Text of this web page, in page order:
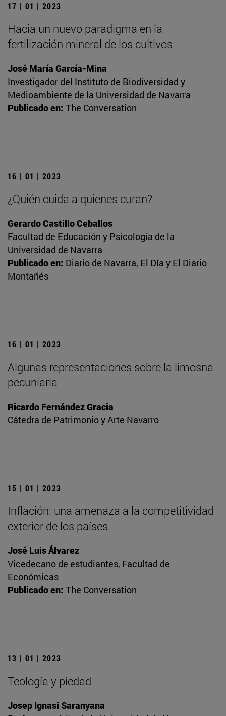
17 | 01 | 2023
Hacia un nuevo paradigma en la
fertilización mineral de los cultivos
José María García-Mina
Investigador del Instituto de Biodiversidad y
Medioambiente de la Universidad de Navarra
Publicado en: The Conversation
16 | 01 | 2023
¿Quién cuida a quienes curan?
Gerardo Castillo Ceballos
Facultad de Educación y Psicología de la
Universidad de Navarra
Publicado en: Diario de Navarra, El Día y El Diario
Montañés
16 | 01 | 2023
Algunas representaciones sobre la limosna
pecuniaria
Ricardo Fernández Gracia
Cátedra de Patrimonio y Arte Navarro
15 | 01 | 2023
Inflación: una amenaza a la competitividad
exterior de los países
José Luis Álvarez
Vicedecano de estudiantes, Facultad de
Económicas
Publicado en: The Conversation
13 | 01 | 2023
Teología y piedad
Josep Ignasi Saranyana